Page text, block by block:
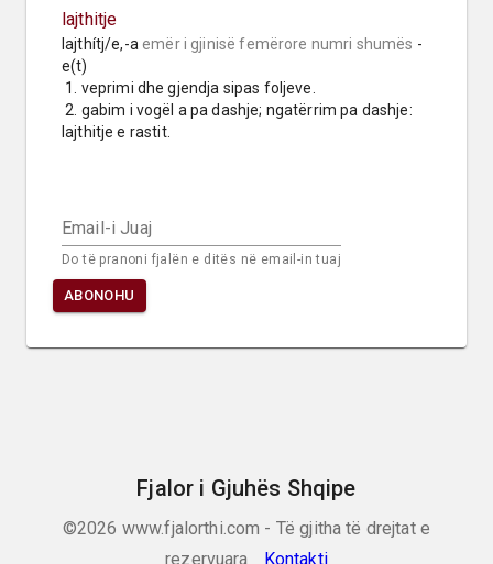
lajthitje
lajthítj/e,-a emër i gjinisë femërore numri shumës -
e(t)
2. gabim i vogël a pa dashje; ngatërrim pa dashje:
lajthitje e rastit.
Email-i Juaj
Do të pranoni fjalën e ditës në email-in tuaj
ABONOHU
Fjalor i Gjuhës Shqipe
©2026 www.fjalorthi.com - Të gjitha të drejtat e
rezervuara
Kontakti